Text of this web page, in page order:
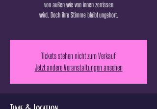
von außen wie von innen zerrissen
wird. Doch ihre Stimme bleibt ungehört.
Tickets stehen nicht zum Verkauf
Jetzt andere Veranstaltungen ansehen